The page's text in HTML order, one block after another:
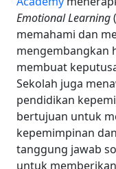
Emotional Learning
memahami dan
mengembangkan
membuat
Sekolah juga
pendidikan
bertujuan untuk
kepemimpinan
tanggung jawab
untuk